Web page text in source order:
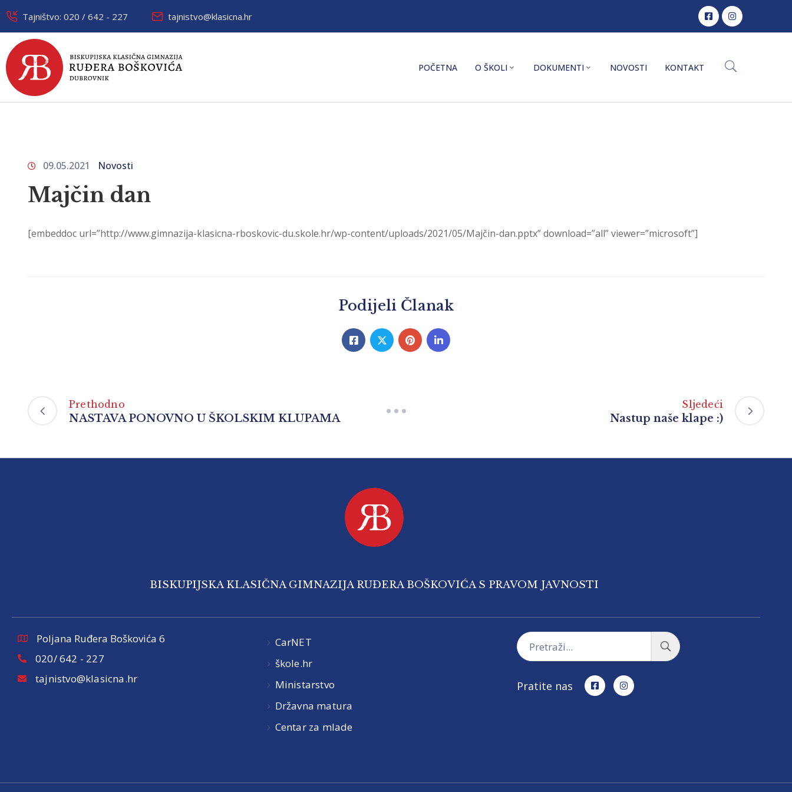
Tajništvo: 020 / 642 - 227 tajnistvo@klasicna.hr
POČETNA O ŠKOLI DOKUMENTI NOVOSTI KONTAKT
09.05.2021 Novosti
Majčin dan
[embeddoc url=”http://www.gimnazija-klasicna-rboskovic-du.skole.hr/wp-content/uploads/2021/05/Majčin-dan.pptx” download=”all” viewer=”microsoft”]
Podijeli Članak
Prethodno
NASTAVA PONOVNO U ŠKOLSKIM KLUPAMA
Sljedeći
Nastup naše klape :)
BISKUPIJSKA KLASIČNA GIMNAZIJA RUĐERA BOŠKOVIĆA S PRAVOM JAVNOSTI
Poljana Ruđera Boškovića 6
020/ 642 - 227
tajnistvo@klasicna.hr
CarNET
škole.hr
Ministarstvo
Državna matura
Centar za mlade
Pratite nas